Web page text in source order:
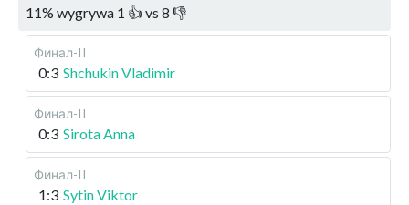
11% wygrywa 1 👍 vs 8 👎
Финал-II
0:3 Shchukin Vladimir
Финал-II
0:3 Sirota Anna
Финал-II
1:3 Sytin Viktor